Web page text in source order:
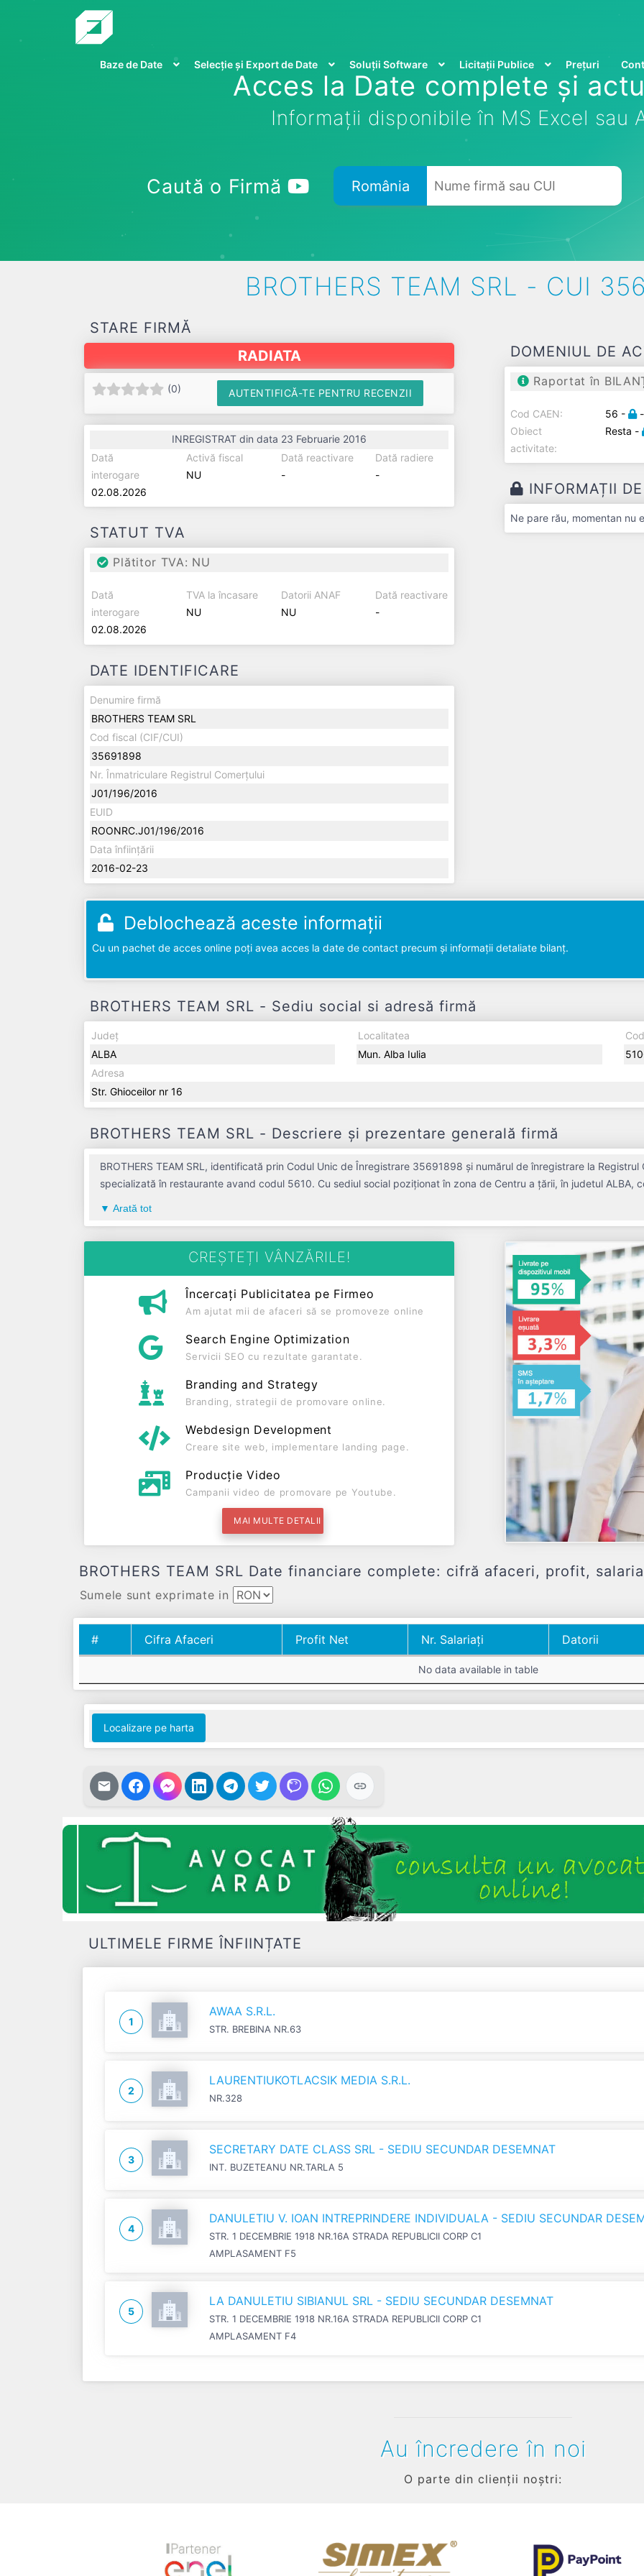
Baze de Date Selecție și Export de Date Soluții Software Licitații Publice Prețuri
Acces la Date complete și
Informații disponibile în MS Excel sau
Caută o Firmă România
BROTHERS TEAM SRL - CUI
STARE FIRMĂ
RADIATA
(0) AUTENTIFICĂ-TE PENTRU RECENZII
INREGISTRAT din data 23 Februarie 2016
Dată
interogare
02.08.2026
Activă fiscal
NU
Dată reactivare
-
Dată radiere
-
STATUT TVA
Plătitor TVA: NU
Dată
interogare
02.08.2026
TVA la încasare
NU
Datorii ANAF
NU
Dată reactivare
-
DATE IDENTIFICARE
Denumire firmă
BROTHERS TEAM SRL
Cod fiscal (CIF/CUI)
35691898
Nr. Înmatriculare Registrul Comerțului
J01/196/2016
EUID
ROONRC.J01/196/2016
Data înființării
2016-02-23
DOMENIUL DE
Raportat în
Cod CAEN: 56 -
-
Obiect
activitate:
Resta -
INFORMAȚII
Ne pare rău, momentan nu
Deblochează aceste informații
Cu un pachet de acces online poți avea acces la date de contact precum și informații detaliate bilanț.
BROTHERS TEAM SRL - Sediu social si adresă firmă
Județ
ALBA
Localitatea
Mun. Alba Iulia
Adresa
Str. Ghioceilor nr 16
BROTHERS TEAM SRL - Descriere și prezentare generală firmă
BROTHERS TEAM SRL, identificată prin Codul Unic de Înregistrare 35691898 și numărul de înregistrare la
specializată în restaurante avand codul 5610. Cu sediul social poziționat în zona de Centru a țării, în judetul ALBA,
Arată tot
CREȘTEȚI VÂNZĂRILE!
Încercați Publicitatea pe Firmeo
Am ajutat mii de afaceri să se promoveze online
Search Engine Optimization
Servicii SEO cu rezultate garantate.
Branding and Strategy
Branding, strategii de promovare online.
Webdesign Development
Creare site web, implementare landing page.
Producție Video
Campanii video de promovare pe Youtube.
MAI MULTE DETALII
BROTHERS TEAM SRL Date financiare complete: cifră afaceri, profit,
Sumele sunt exprimate in
# Cifra Afaceri Profit Net Nr. Salariați
Datorii
Nr. Salariați
No data available in table
Localizare pe harta
ULTIMELE FIRME ÎNFIINȚATE
1
AWAA S.R.L.
STR. BREBINA NR.63
2
LAURENTIUKOTLACSIK MEDIA S.R.L.
NR.328
3
SECRETARY DATE CLASS SRL - SEDIU SECUNDAR DESEMNAT
INT. BUZETEANU NR.TARLA 5
4
DANULETIU V. IOAN INTREPRINDERE INDIVIDUALA - SEDIU SECUNDAR
STR. 1 DECEMBRIE 1918 NR.16A STRADA REPUBLICII CORP C1
AMPLASAMENT F5
5
LA DANULETIU SIBIANUL SRL - SEDIU SECUNDAR DESEMNAT
STR. 1 DECEMBRIE 1918 NR.16A STRADA REPUBLICII CORP C1
AMPLASAMENT F4
Au încredere în noi
O parte din clienții noștri: